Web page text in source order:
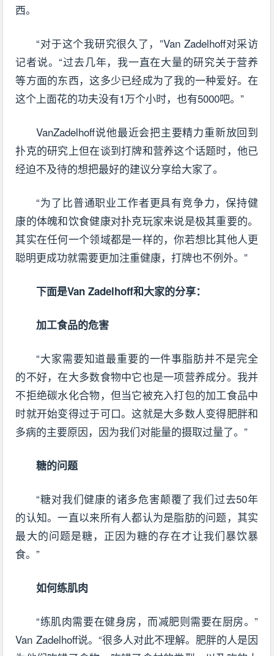
西。
“对于这个我研究很久了，”Van Zadelhoff对采访
记者说。“过去几年，我一直在大量的研究关于营养
等方面的东西，这多少已经成为了我的一种爱好。在
这个上面花的功夫没有1万个小时，也有5000吧。”
VanZadelhoff说他最近会把主要精力重新放回到
扑克的研究上但在谈到打牌和营养这个话题时，他已
经迫不及待的想把最好的建议分享给大家了。
“为了比普通职业工作者更具有竞争力，保持健
康的体魄和饮食健康对扑克玩家来说是极其重要的。
其实在任何一个领域都是一样的，你若想比其他人更
聪明更成功就需要更加注重健康，打牌也不例外。”
下面是Van Zadelhoff和大家的分享：
加工食品的危害
“大家需要知道最重要的一件事脂肪并不是完全
的不好，在大多数食物中它也是一项营养成分。我并
不拒绝碳水化合物，但当它被充入打包的加工食品中
时就开始变得过于可口。这就是大多数人变得肥胖和
多病的主要原因，因为我们对能量的摄取过量了。”
糖的问题
“糖对我们健康的诸多危害颠覆了我们过去50年
的认知。一直以来所有人都认为是脂肪的问题，其实
最大的问题是糖，正因为糖的存在才让我们暴饮暴
食。”
如何练肌肉
“练肌肉需要在健身房，而减肥则需要在厨房。”
Van Zadelhoff说。“很多人对此不理解。肥胖的人是因